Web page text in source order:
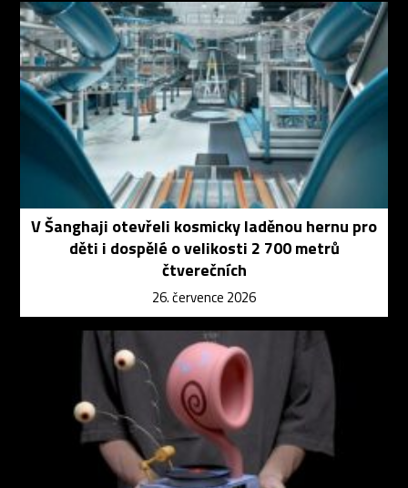
V Šanghaji otevřeli kosmicky laděnou hernu pro
děti i dospělé o velikosti 2 700 metrů
čtverečních
26. července 2026